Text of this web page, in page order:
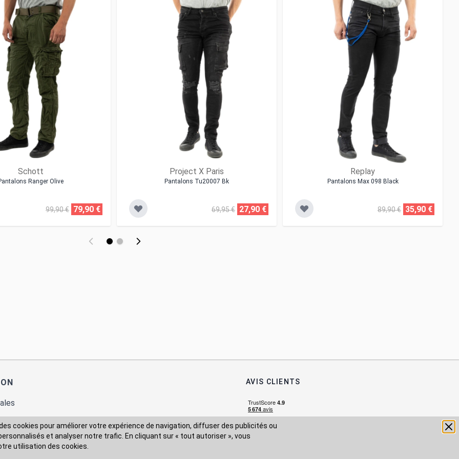
cookies pour améliorer votre expérience de navigation, diffuser des publicités ou
et analyser notre trafic. En cliquant sur « tout autoriser », vous
utilisation des cookies.
Schott
Ranger Olive
99,90 € 79,90 €
Project X Paris
Pantalons Tu20007 Bk
69,95 € 27,90 €
Replay
Pantalons Max 098 Black
89,90 € 35,90 €
données
AVIS CLIENTS